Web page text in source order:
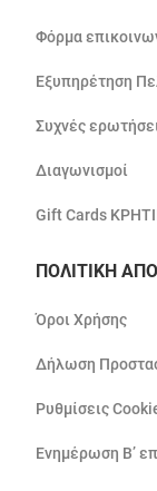
Φόρμα
Εξυπηρέτηση
Συχνές
Διαγωνισμοί
Gift Cards
ΠΟΛΙΤΙΚΗ
Όροι Χρήσης
Δήλωση
Ρυθμίσεις
Ενημέρωση Β’